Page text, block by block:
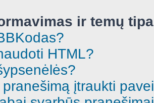
ir temų
HTML?
įtraukti